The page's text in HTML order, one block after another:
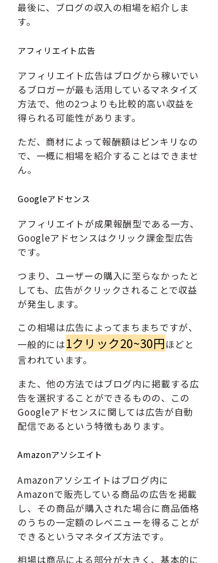
最後に、ブログの収入の相場を紹介しま
す。
アフィリエイト広告
アフィリエイト広告はブログから稼いでい
るブロガーが最も活用しているマネタイズ
方法で、他の2つよりも比較的高い収益を
得られる可能性があります。
ただ、商材によって報酬額はピンキリなの
で、一概に相場を紹介することはできませ
ん。
Googleアドセンス
アフィリエイトが成果報酬型である一方、
Googleアドセンスはクリック課金型広告
です。
つまり、ユーザーの購入に至らなかったと
しても、広告がクリックされることで収益
が発生します。
この相場は広告によってまちまちですが、
一般的には1クリック20~30円ほどと
言われています。
また、他の方法ではブログ内に掲載する広
告を選択することができるものの、この
Googleアドセンスに関しては広告が自動
配信であるという特徴もあります。
Amazonアソシエイト
Amazonアソシエイトはブログ内に
Amazonで販売している商品の広告を掲載
し、その商品が購入された場合に商品価格
のうちの一定額のレベニューを得ることが
できるというマネタイズ方法です。
相場は商品による部分が大きく、基本的に